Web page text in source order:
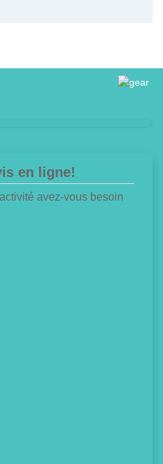
en ligne!
avez-vous besoin